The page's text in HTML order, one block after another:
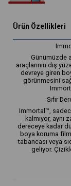
Ürün Özellikleri
Günümüzde
araçlarının dış
devreye giren
görünmesini
Sıfır
Immortal™,
kalmıyor, aynı
dereceye kadar
boya koruma
tabancası veya
geliyor.